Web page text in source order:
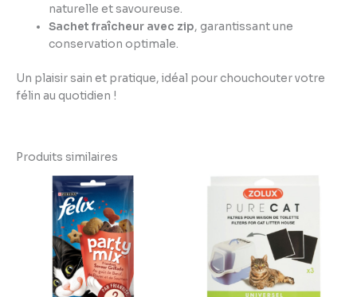
naturelle et savoureuse.
Sachet fraîcheur avec zip, garantissant une
conservation optimale.
Un plaisir sain et pratique, idéal pour chouchouter votre
félin au quotidien !
Produits similaires